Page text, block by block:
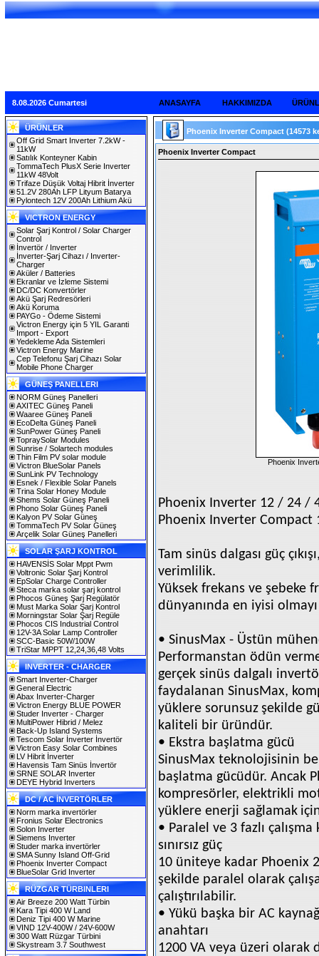
8.08.2026 Cumartesi ANASAYFA HAKKIMIZDA
ÜRÜNLER
Off Grid Smart Inverter 7.2kW -
11kW
Satılık Konteyner Kabin
TommaTech PlusX Serie Inverter
11kW 48Volt
Trifaze Düşük Voltaj Hibrit İnverter
51.2V 280Ah LFP Lityum Batarya
Pylontech 12V 200Ah Lithium Akü
VICTRON ENERGY
Solar Şarj Kontrol / Solar Charger
Control
İnvertör / Inverter
İnverter-Şarj Cihazı / Inverter-
Charger
Aküler / Batteries
Ekranlar ve İzleme Sistemi
DC/DC Konvertörler
Akü Şarj Redresörleri
Akü Koruma
PAYGo - Ödeme Sistemi
Victron Energy için 5 YIL Garanti
Import - Export
Yedekleme Ada Sistemleri
Victron Energy Marine
Cep Telefonu Şarj Cihazı Solar
Mobile Phone Charger
GÜNEŞ PANELLERI
NORM Güneş Panelleri
AXITEC Güneş Paneli
Waaree Güneş Paneli
EcoDelta Güneş Paneli
SunPower Güneş Paneli
TopraySolar Modules
Sunrise / Solartech modules
Thin Film PV solar module
Victron BlueSolar Panels
SunLink PV Technology
Esnek / Flexible Solar Panels
Trina Solar Honey Module
Shems Solar Güneş Paneli
Phono Solar Güneş Paneli
Kalyon PV Solar Güneş
TommaTech PV Solar Güneş
Arçelik Solar Güneş Panelleri
SOLAR ŞARJ KONTROL
HAVENSİS Solar Mppt Pwm
Voltronic Solar Şarj Kontrol
EpSolar Charge Controller
Steca marka solar şarj kontrol
Phocos Güneş Şarj Regülatör
Must Marka Solar Şarj Kontrol
Morningstar Solar Şarj Regüle
Phocos CIS Industrial Control
12V-3A Solar Lamp Controller
SCC-Basic 50W/100W
TriStar MPPT 12,24,36,48 Volts
INVERTER - CHARGER
Smart Inverter-Charger
General Electric
Abax Inverter-Charger
Victron Energy BLUE POWER
Studer Inverter - Charger
MultiPower Hibrid / Melez
Back-Up Island Systems
Tescom Solar İnverter İnvertör
Victron Easy Solar Combines
LV Hibrit İnverter
Havensis Tam Sinüs İnvertör
SRNE SOLAR Inverter
DEYE Hybrid Inverters
DC / AC İNVERTÖRLER
Norm marka invertörler
Fronius Solar Electronics
Solon Inverter
Siemens Inverter
Studer marka invertörler
SMA Sunny Island Off-Grid
Phoenix Inverter Compact
BlueSolar Grid Inverter
RÜZGAR TÜRBINLERI
Air Breeze 200 Watt Türbin
Kara Tipi 400 W Land
Deniz Tipi 400 W Marine
VIND 12V-400W / 24V-600W
300 Watt Rüzgar Türbini
Skystream 3.7 Southwest
Phoenix Inverter Compact (14573
Phoenix Inverter Compact
Phoenix
Phoenix Inverter 12 / 24 /
Phoenix Inverter Compact
Tam sinüs dalgası güç
verimlilik.
Yüksek frekans ve şebeke
dünyanında en iyisi
• SinusMax - Üstün
Performanstan ödün
gerçek sinüs dalgalı
faydalanan SinusMax,
yüklere sorunsuz şekilde
kaliteli bir üründür.
• Ekstra başlatma gücü
SinusMax teknolojisinin
başlatma gücüdür. Ancak
kompresörler, elektrikli
yüklere enerji sağlamak
• Paralel ve 3 fazlı
sınırsız güç
10 üniteye kadar Phoenix
şekilde paralel olarak
çalıştırılabilir.
• Yükü başka bir AC
anahtarı
1200 VA veya üzeri